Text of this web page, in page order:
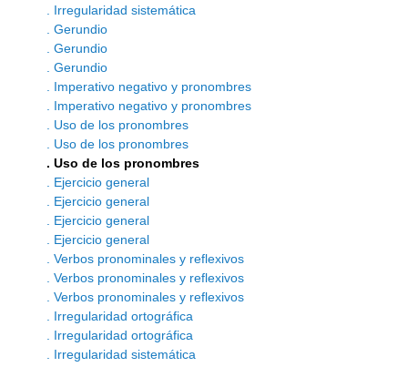
. Irregularidad sistemática
. Gerundio
. Gerundio
. Gerundio
. Imperativo negativo y pronombres
. Imperativo negativo y pronombres
. Uso de los pronombres
. Uso de los pronombres
. Uso de los pronombres
. Ejercicio general
. Ejercicio general
. Ejercicio general
. Ejercicio general
. Verbos pronominales y reflexivos
. Verbos pronominales y reflexivos
. Verbos pronominales y reflexivos
. Irregularidad ortográfica
. Irregularidad ortográfica
. Irregularidad sistemática